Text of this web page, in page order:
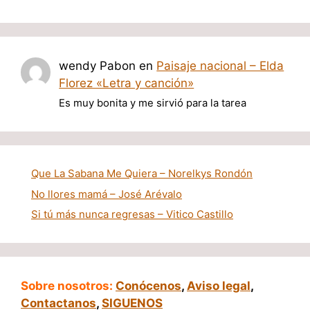
wendy Pabon en Paisaje nacional – Elda
Florez «Letra y canción»
Es muy bonita y me sirvió para la tarea
Que La Sabana Me Quiera – Norelkys Rondón
No llores mamá – José Arévalo
Si tú más nunca regresas – Vitico Castillo
Sobre nosotros: Conócenos, Aviso legal,
Contactanos, SIGUENOS